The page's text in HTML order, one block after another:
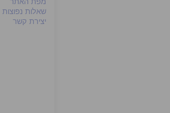
שאלות נפוצות
יצירת קשר